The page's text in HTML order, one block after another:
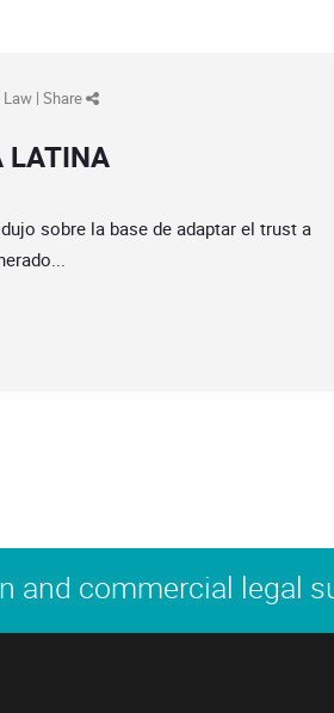
| Share
LATINA
sobre la base de adaptar el trust a
and commercial legal